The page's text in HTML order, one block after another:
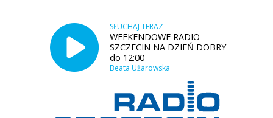
SŁUCHAJ TERAZ
WEEKENDOWE RADIO
SZCZECIN NA DZIEŃ DOBRY
do 12:00
Beata Użarowska